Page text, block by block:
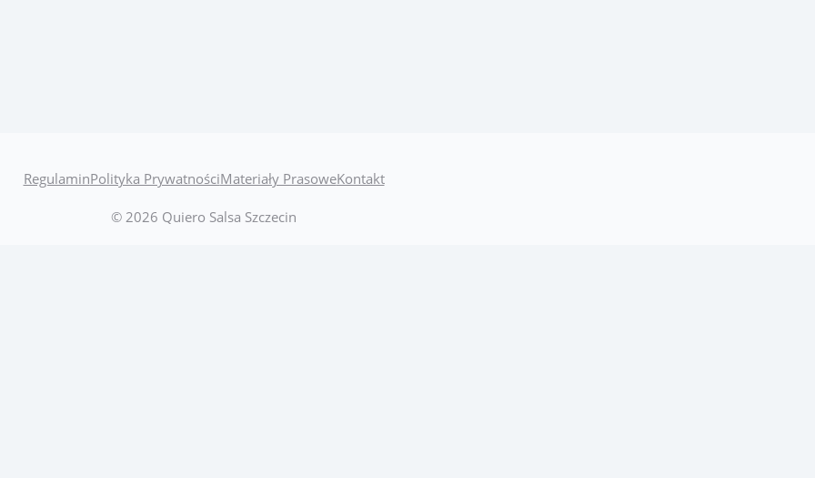
RegulaminPolityka PrywatnościMateriały PrasoweKontakt
© 2026 Quiero Salsa Szczecin